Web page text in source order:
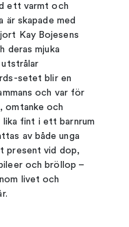
ett varmt och
skapade med
Kay Bojesens
deras mjuka
setet blir en
och var för
omtanke och
lika fint i ett barnrum
av både unga
present vid dop,
och bröllop –
livet och